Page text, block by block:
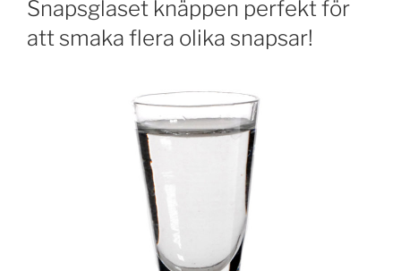
Snapsglaset knäppen perfekt för
att smaka flera olika snapsar!